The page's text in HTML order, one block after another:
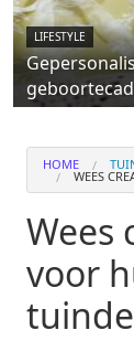
LIFESTYLE
HOME
WEES
Wees
voor